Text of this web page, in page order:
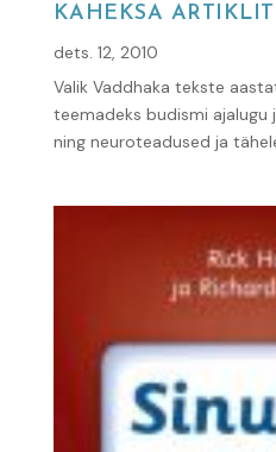
KAHEKSA
dets. 12, 2010
Valik Vaddhaka tekste
teemadeks budismi ajalugu
ning neuroteadused ja